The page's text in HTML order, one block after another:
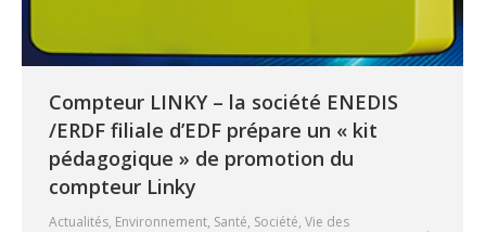
Compteur LINKY – la société ENEDIS
/ERDF filiale d’EDF prépare un « kit
pédagogique » de promotion du
compteur Linky
Actualités, Environnement, Santé, Société, Vie des